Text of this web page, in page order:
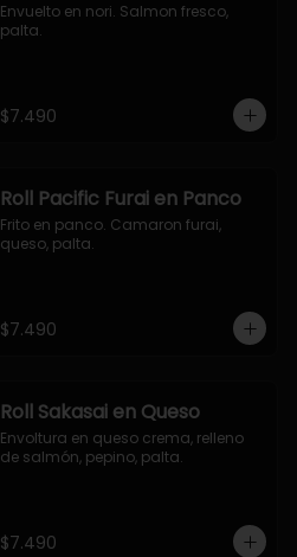
Envuelto en nori. Salmon fresco,
palta.
$7.490
Roll Pacific Furai en Panco
Frito en panco. Camaron furai,
queso, palta.
$7.490
Roll Sakasai en Queso
Envoltura en queso crema, relleno
de salmón, pepino, palta.
$7.490